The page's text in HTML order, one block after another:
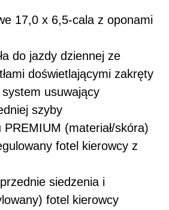
17,0 x 6,5-cala z oponami
do jazdy dziennej ze
doświetlającymi zakręty
usuwający
szyby
(materiał/skóra)
fotel kierowcy z
siedzenia i
fotel kierowcy